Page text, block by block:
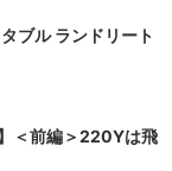
ブル ランドリート
＜前編＞220Yは飛